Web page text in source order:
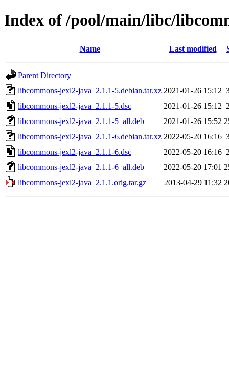
Index of /pool/main/libc/
Name Last modified
Parent Directory
libcommons-jexl2-java_2.1.1-5.debian.tar.xz 2021-01-26 15:12
libcommons-jexl2-java_2.1.1-5.dsc
2021-01-26 15:12
libcommons-jexl2-java_2.1.1-5_all.deb
2021-01-26 15:52
libcommons-jexl2-java_2.1.1-6.debian.tar.xz 2022-05-20 16:16
libcommons-jexl2-java_2.1.1-6.dsc
2022-05-20 16:16
libcommons-jexl2-java_2.1.1-6_all.deb
2022-05-20 17:01
libcommons-jexl2-java_2.1.1.orig.tar.gz
2013-04-29 11:32